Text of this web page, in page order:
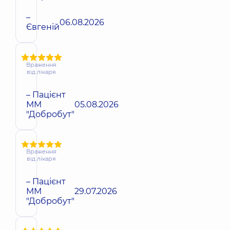
–
Євгеній06.08.2026
Враження
від лікаря
– Пацієнт
ММ
"Добробут"
05.08.2026
Враження
від лікаря
– Пацієнт
ММ
"Добробут"
29.07.2026